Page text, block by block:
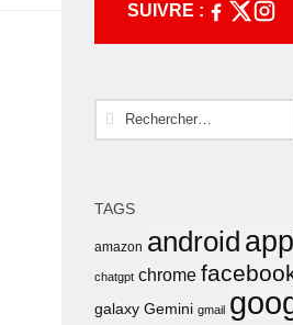
SUIVRE :
Rechercher :
TAGS
amazon android
chatgpt chrome
galaxy Gemini gmail